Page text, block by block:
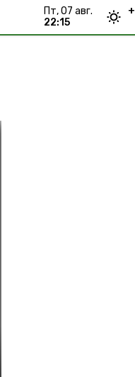
пт, 07 авг.
22:15
+